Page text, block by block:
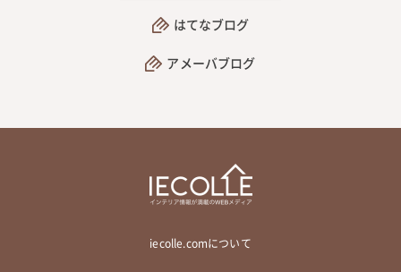
はてなブログ
アメーバブログ
iecolle.comについて